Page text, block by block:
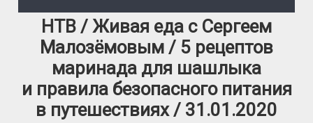
НТВ / Живая еда с Сергеем
Малозёмовым / 5 рецептов
маринада для шашлыка
и правила безопасного питания
в путешествиях / 31.01.2020